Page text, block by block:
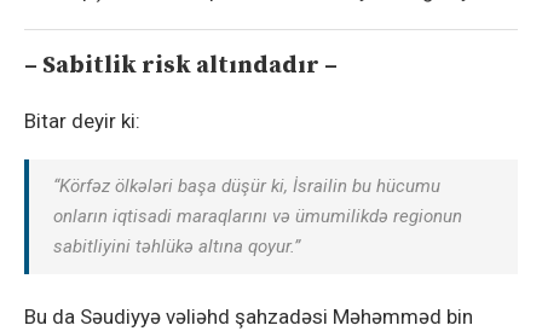
– Sabitlik risk altındadır –
Bitar deyir ki:
“Körfəz ölkələri başa düşür ki, İsrailin bu hücumu
onların iqtisadi maraqlarını və ümumilikdə regionun
sabitliyini təhlükə altına qoyur.”
Bu da Səudiyyə vəliəhd şahzadəsi Məhəmməd bin